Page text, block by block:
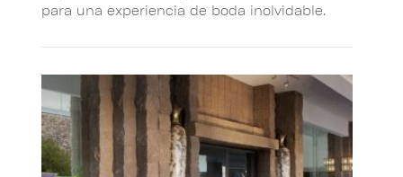
para una experiencia de boda inolvidable.